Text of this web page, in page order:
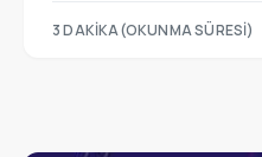
3 DAKIKA(OKUNMA SÜRESI)